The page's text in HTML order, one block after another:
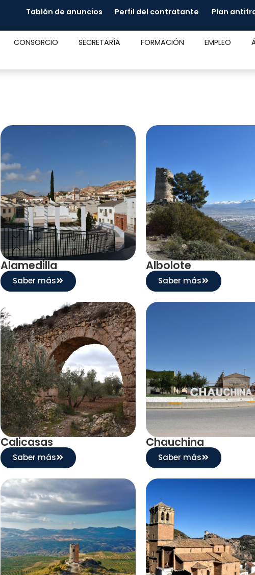
Tablón de anuncios Perfil del contratante Plan
CONSORCIO SECRETARÍA FORMACIÓN EMPLEO
Alamedilla
Saber más
Albolote
Saber más
Calicasas
Saber más
Chauchina
Saber más